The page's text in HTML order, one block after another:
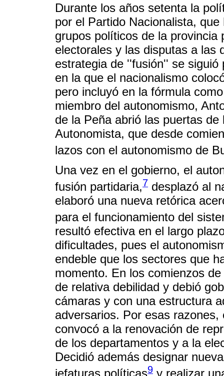
Durante los años setenta la
por el Partido Nacionalista,
grupos políticos de la
electorales y las disputas a las
estrategia de ''fusión'' se
en la que el nacionalismo
pero incluyó en la fórmula
miembro del autonomismo,
de la Peña abrió las puertas
Autonomista, que desde
lazos con el autonomismo de
Una vez en el gobierno, el
fusión partidaria,7 desplazó al
elaboró una nueva retórica
para el funcionamiento del
resultó efectiva en el largo
dificultades, pues el
endeble que los sectores que
momento. En los comienzos
de relativa debilidad y debió
cámaras y con una estructura
adversarios. Por esas
convocó a la renovación de
de los departamentos y a la
Decidió además designar
9